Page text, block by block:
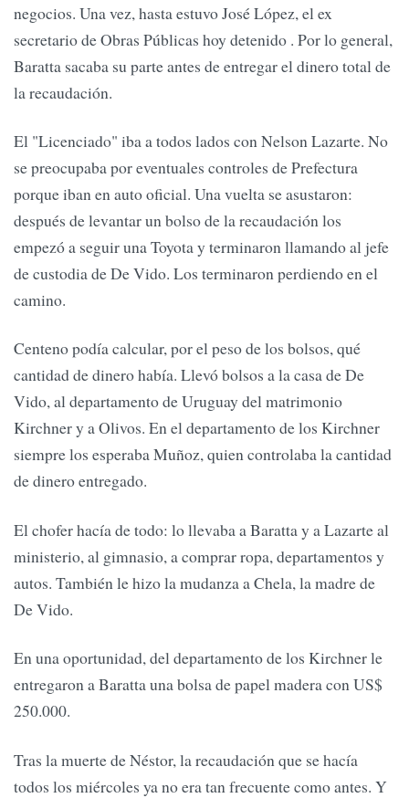
negocios. Una vez, hasta estuvo José López, el ex
secretario de Obras Públicas hoy detenido . Por lo general,
Baratta sacaba su parte antes de entregar el dinero total de
la recaudación.
El "Licenciado" iba a todos lados con Nelson Lazarte. No
se preocupaba por eventuales controles de Prefectura
porque iban en auto oficial. Una vuelta se asustaron:
después de levantar un bolso de la recaudación los
empezó a seguir una Toyota y terminaron llamando al jefe
de custodia de De Vido. Los terminaron perdiendo en el
camino.
Centeno podía calcular, por el peso de los bolsos, qué
cantidad de dinero había. Llevó bolsos a la casa de De
Vido, al departamento de Uruguay del matrimonio
Kirchner y a Olivos. En el departamento de los Kirchner
siempre los esperaba Muñoz, quien controlaba la cantidad
de dinero entregado.
El chofer hacía de todo: lo llevaba a Baratta y a Lazarte al
ministerio, al gimnasio, a comprar ropa, departamentos y
autos. También le hizo la mudanza a Chela, la madre de
De Vido.
En una oportunidad, del departamento de los Kirchner le
entregaron a Baratta una bolsa de papel madera con US$
250.000.
Tras la muerte de Néstor, la recaudación que se hacía
todos los miércoles ya no era tan frecuente como antes. Y